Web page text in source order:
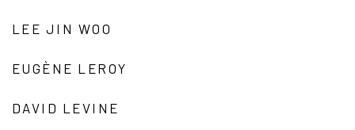
LEE JIN WOO
EUGÈNE LEROY
DAVID LEVINE